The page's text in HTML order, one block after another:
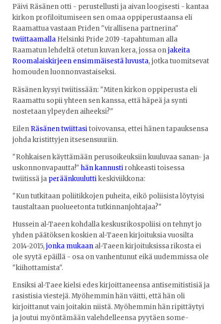
Päivi Räsänen otti - perustellusti ja aivan loogisesti - kantaa
kirkon profiloitumiseen sen omaa oppiperustaansa eli
Raamattua vastaan Priden "virallisena partnerina"
twiittaamalla Helsinki Pride 2019 -tapahtuman alla
Raamatun lehdeltä otetun kuvan kera, jossa onjakeita
Roomalaiskirjeen ensimmäisestä luvusta, jotka tuomitsevat
homouden luonnonvastaiseksi.
Räsänen kysyi twiitissään: "Miten kirkon oppiperusta eli
Raamattu sopii yhteen sen kanssa, että häpeä ja synti
nostetaan ylpeyden aiheeksi?"
Eilen Räsänen twiittasitoivovansa, ettei hänen tapauksensa
johda kristittyjen itsesensuuriin.
"Rohkaisen käyttämään perusoikeuksiin kuuluvaa sanan- ja
uskonnonvapautta!" hän kannustirohkeasti toisessa
twiitissä ja peräänkuuluttikeskiviikkona:
"Kun tutkitaan poliitikkojen puheita, eikö poliisista löytyisi
taustaltaan puolueetonta tutkinnanjohtajaa?"
Hussein al-Taeen kohdalla keskusrikospoliisi on tehnyt jo
yhden päätöksen koskien al-Taeen kirjoituksia vuosilta
2014-2015,jonka mukaan al-Taeen kirjoituksissa rikosta ei
ole syytä epäillä - osa on vanhentunut eikä uudemmissa ole
"kiihottamista".
Ensiksi al-Taee kielsi edes kirjoittaneensa antisemitistisiä ja
rasistisia viestejä. Myöhemmin hän väitti, että hän oli
kirjoittanut vain joitakin niistä. Myöhemmin hän ripittäytyi
ja joutui myöntämään valehdelleensa pyytäen some­